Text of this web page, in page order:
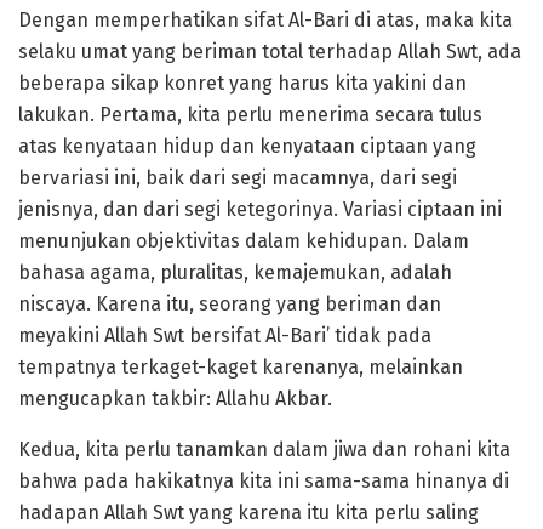
Dengan memperhatikan sifat Al-Bari di atas, maka kita
selaku umat yang beriman total terhadap Allah Swt, ada
beberapa sikap konret yang harus kita yakini dan
lakukan. Pertama, kita perlu menerima secara tulus
atas kenyataan hidup dan kenyataan ciptaan yang
bervariasi ini, baik dari segi macamnya, dari segi
jenisnya, dan dari segi ketegorinya. Variasi ciptaan ini
menunjukan objektivitas dalam kehidupan. Dalam
bahasa agama, pluralitas, kemajemukan, adalah
niscaya. Karena itu, seorang yang beriman dan
meyakini Allah Swt bersifat Al-Bari’ tidak pada
tempatnya terkaget-kaget karenanya, melainkan
mengucapkan takbir: Allahu Akbar.
Kedua, kita perlu tanamkan dalam jiwa dan rohani kita
bahwa pada hakikatnya kita ini sama-sama hinanya di
hadapan Allah Swt yang karena itu kita perlu saling